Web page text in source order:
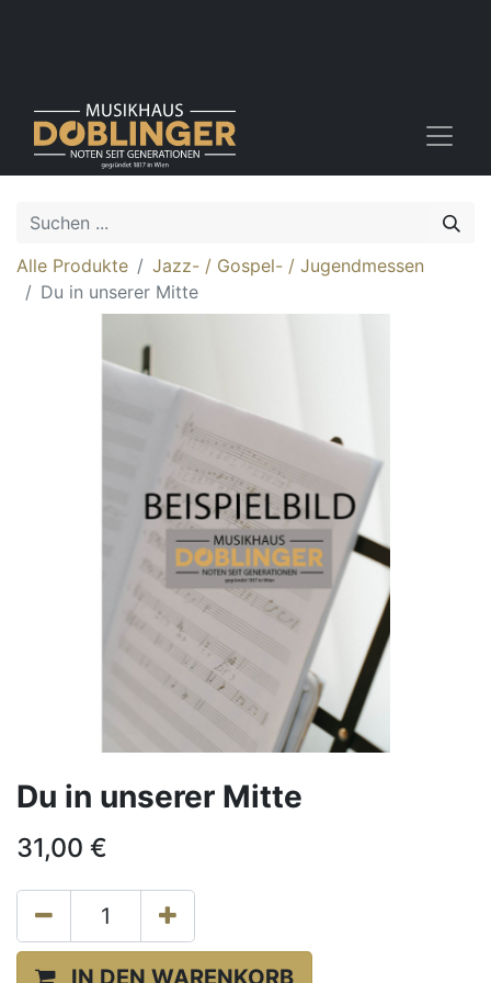
Alle Produkte
Jazz- / Gospel- / Jugendmessen
Du in unserer Mitte
Du in unserer Mitte
31,00 €
IN DEN WARENKORB